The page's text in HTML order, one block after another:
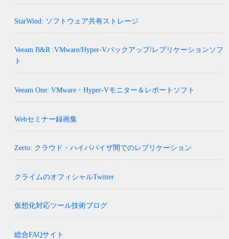
StarWind: ソフトウェア共有ストレージ
Veeam B&R :VMware/Hyper-Vバックアップ/レプリケーションソフ
ト
Veeam One: VMware・Hyper-Vモニター＆レポートソフト
Webセミナー録画集
Zerto: クラウド・ハイパバイザ間でのレプリケーション
クライムのオフィシャルTwitter
仮想化対応ツール技術ブログ
総合FAQサイト